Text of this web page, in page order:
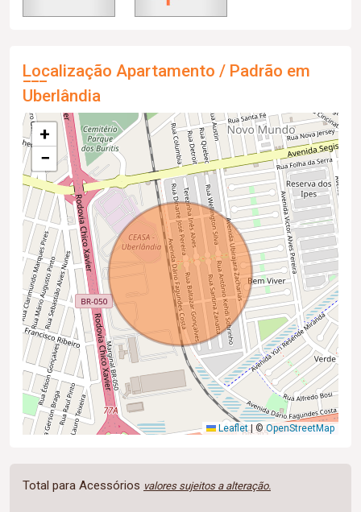
Localização Apartamento / Padrão em
Uberlândia
+
−
Leaflet | ©OpenStreetMap
Total para Acessórios valores sujeitos a alteração.